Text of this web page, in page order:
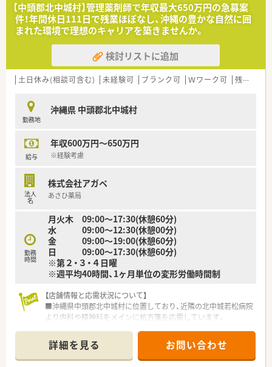
【中頭郡北中城村】管理薬剤師で年収最大650万円の急募案
件！年間休日111日で残業ほぼなし、沖縄の豊かな自然に囲
まれた環境で理想のキャリアを築きませんか。
検討リストに追加
土日休み(相談可含む) 未経験可 ブランク可 Ｗワーク可 残業なし(ほぼなし含む)
勤務地
沖縄県 中頭郡北中城村
給与
年収600万円～650万円
※経験考慮
法人
名
株式会社アガペ
あさひ薬局
勤務
時間
月火木 09:00～17:30(休憩60分)
水 09:00～12:30(休憩00分)
金 09:00～19:00(休憩60分)
日 09:00～17:30(休憩60分)
※第２・３・４日曜
※週平均40時間、1ヶ月単位の変形労働時間制
【店舗情報と応需状況について】
■沖縄県中頭郡北中城村に位置しており、近隣の北中城若松病院
より内科や精神科をメインに処方箋を応需しています。
ひとりと丁寧に向き合える落ち着いた環境です。
■薬剤師1名と事務1名の少人数体制ですが、地域に根ざした医
療を提供し、信頼されるパートナーを目指しています。
詳細を見る お問い合わせ